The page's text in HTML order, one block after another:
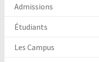
Admissions
Étudiants
Les Campus